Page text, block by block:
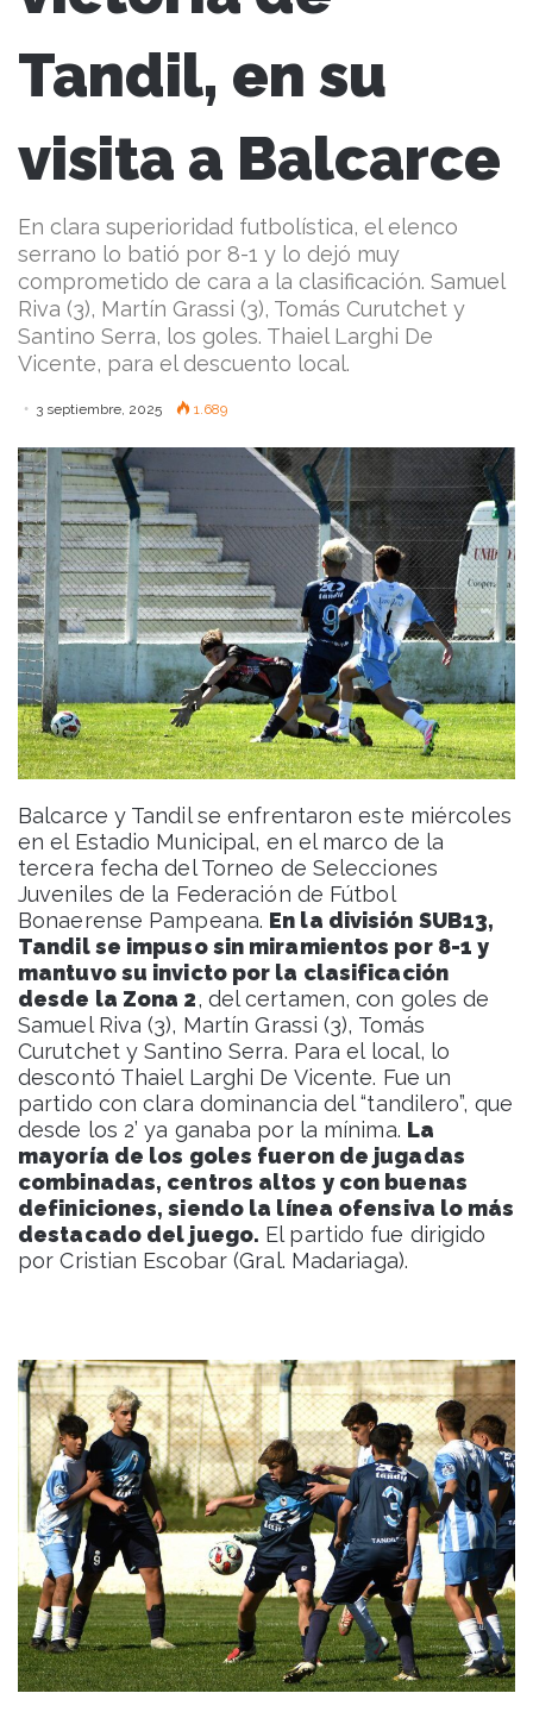
Tandil, en su
visita a Balcarce
En clara superioridad futbolística, el elenco
serrano lo batió por 8-1 y lo dejó muy
comprometido de cara a la clasificación. Samuel
Riva (3), Martín Grassi (3), Tomás Curutchet y
Santino Serra, los goles. Thaiel Larghi De
Vicente, para el descuento local.
3 septiembre, 2025 1.689
Balcarce y Tandil se enfrentaron este miércoles
en el Estadio Municipal, en el marco de la
tercera fecha del Torneo de Selecciones
Juveniles de la Federación de Fútbol
Bonaerense Pampeana. En la división SUB13,
Tandil se impuso sin miramientos por 8-1 y
mantuvo su invicto por la clasificación
desde la Zona 2, del certamen, con goles de
Samuel Riva (3), Martín Grassi (3), Tomás
Curutchet y Santino Serra. Para el local, lo
descontó Thaiel Larghi De Vicente. Fue un
partido con clara dominancia del “tandilero”, que
desde los 2’ ya ganaba por la mínima. La
mayoría de los goles fueron de jugadas
combinadas, centros altos y con buenas
definiciones, siendo la línea ofensiva lo más
destacado del juego. El partido fue dirigido
por Cristian Escobar (Gral. Madariaga).